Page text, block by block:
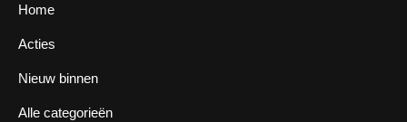
Home
Acties
Nieuw binnen
Alle categorieën